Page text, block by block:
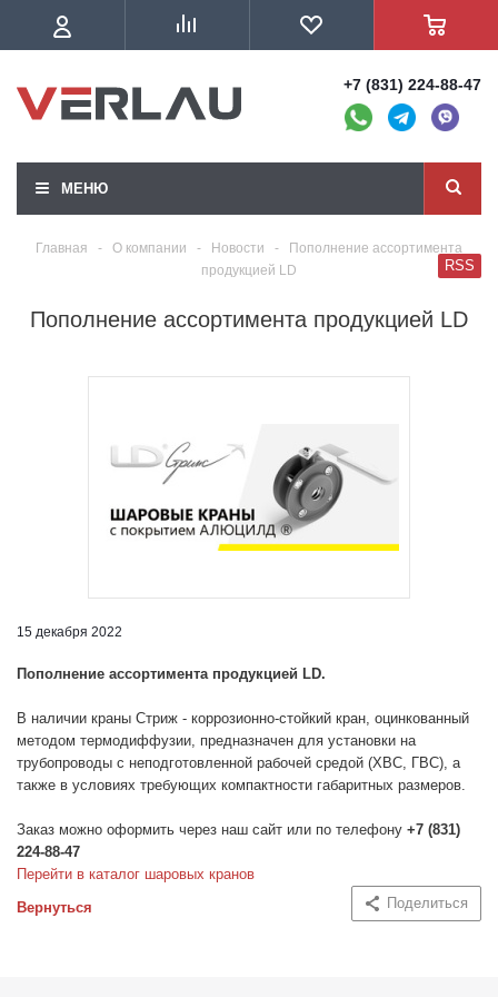
+7 (831) 224-88-47
МЕНЮ
Главная - О компании - Новости -
Пополнение ассортимента
продукцией LD
Пополнение ассортимента продукцией LD
RSS
15 декабря 2022
Пополнение ассортимента продукцией LD.
В наличии краны Стриж - коррозионно-стойкий кран, оцинкованный
методом термодиффузии, предназначен для установки на
трубопроводы с неподготовленной рабочей средой (ХВС, ГВС), а
также в условиях требующих компактности габаритных размеров.
Заказ можно оформить через наш сайт или по телефону +7 (831)
224-88-47
Перейти в каталог шаровых кранов
Вернуться
Поделиться